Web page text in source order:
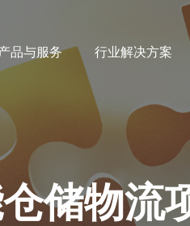
品与服务
智能仓储
转运输送设备
AGV
行业解决方案
储物流